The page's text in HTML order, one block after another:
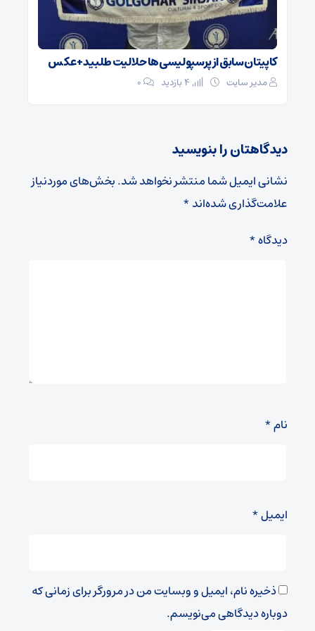
کاپیتان سابق از پرسپولیسی‌ها حلالیت طلبید + عکس
مدیر سایت ۰
دیدگاهتان را بنویسید
نشانی ایمیل شما منتشر نخواهد شد.بخش‌های موردنیاز
علامت‌گذاری شده‌اند*
دیدگاه*
نام*
ایمیل*
ذخیره نام، ایمیل و وبسایت من در مرورگر برای زمانی که
دوباره دیدگاهی می‌نویسم.